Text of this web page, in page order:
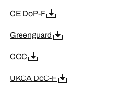
CE DoP-F
Greenguard
CCC
UKCA DoC-F